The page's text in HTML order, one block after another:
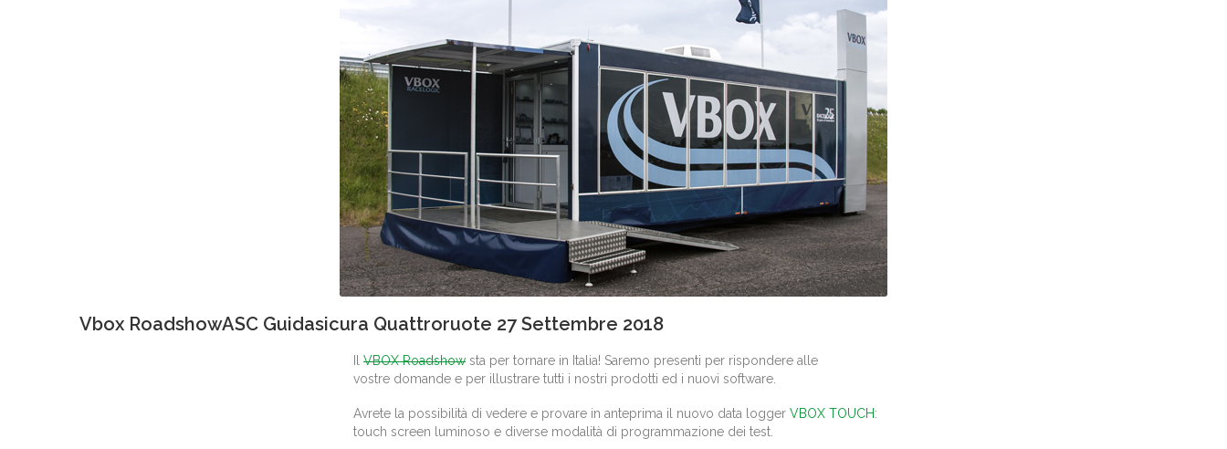
Vbox RoadshowASC Guidasicura Quattroruote 27 Settembre 2018
VBOX Roadshow sta per tornare in Italia! Saremo presenti per rispondere alle
vostre domande e per illustrare tutti i nostri prodotti ed i nuovi software.
Avrete la possibilità di vedere e provare in anteprima il nuovo data logger VBOX TOUCH:
touch screen luminoso e diverse modalità di programmazione dei test.